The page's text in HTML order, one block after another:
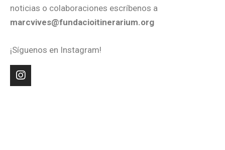
noticias o colaboraciones escríbenos a
marcvives@fundacioitinerarium.org
¡Síguenos en Instagram!